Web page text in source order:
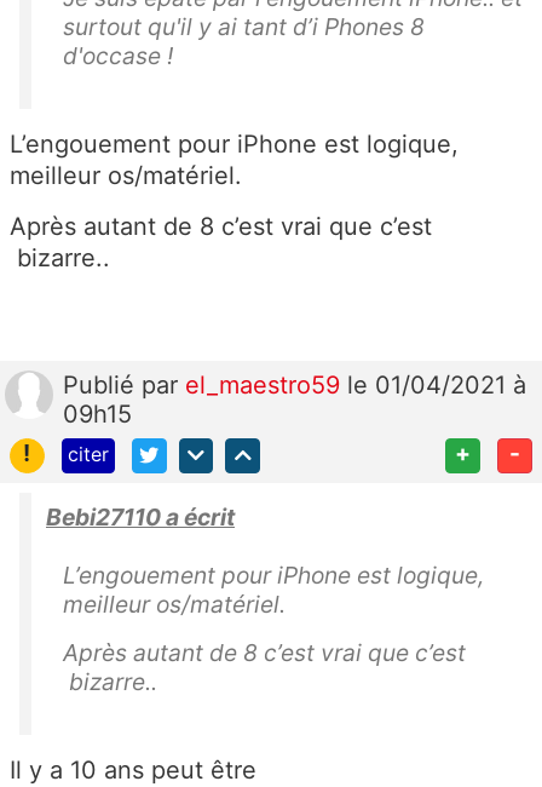
surtout qu'il y ai tant d’i Phones 8
d'occase !
L’engouement pour iPhone est logique,
meilleur os/matériel.
Après autant de 8 c’est vrai que c’est
bizarre..
Publié par el_maestro59 le 01/04/2021 à
09h15
!
citer + -
Bebi27110 a écrit
L’engouement pour iPhone est logique,
meilleur os/matériel.
Après autant de 8 c’est vrai que c’est
bizarre..
Il y a 10 ans peut être